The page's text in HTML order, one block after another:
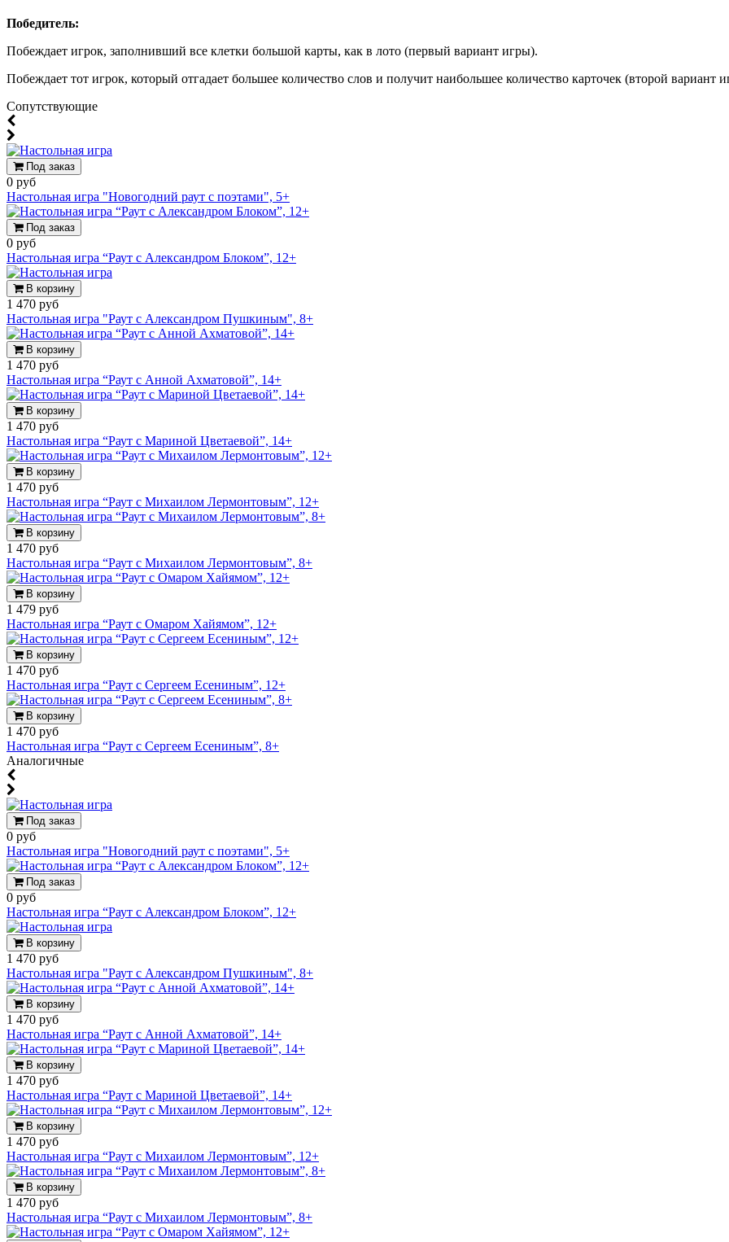
Победитель:
Побеждает игрок, заполнивший все клетки большой карты, как в лото (первый вариант игры).
Побеждает тот игрок, который отгадает большее количество слов и получит наибольшее количество карточек (второй вариант
Cопутствующие
Под заказ
0 руб
Настольная игра "Новогодний раут с поэтами", 5+
Под заказ
0 руб
Настольная игра “Раут с Александром Блоком”, 12+
В корзину
1 470 руб
Настольная игра "Раут с Александром Пушкиным", 8+
В корзину
1 470 руб
Настольная игра “Раут с Анной Ахматовой”, 14+
В корзину
1 470 руб
Настольная игра “Раут с Мариной Цветаевой”, 14+
В корзину
1 470 руб
Настольная игра “Раут с Михаилом Лермонтовым”, 12+
В корзину
1 470 руб
Настольная игра “Раут с Михаилом Лермонтовым”, 8+
В корзину
1 479 руб
Настольная игра “Раут с Омаром Хайямом”, 12+
В корзину
1 470 руб
Настольная игра “Раут с Сергеем Есениным”, 12+
В корзину
1 470 руб
Настольная игра “Раут с Сергеем Есениным”, 8+
Аналогичные
Под заказ
0 руб
Настольная игра "Новогодний раут с поэтами", 5+
Под заказ
0 руб
Настольная игра “Раут с Александром Блоком”, 12+
В корзину
1 470 руб
Настольная игра "Раут с Александром Пушкиным", 8+
В корзину
1 470 руб
Настольная игра “Раут с Анной Ахматовой”, 14+
В корзину
1 470 руб
Настольная игра “Раут с Мариной Цветаевой”, 14+
В корзину
1 470 руб
Настольная игра “Раут с Михаилом Лермонтовым”, 12+
В корзину
1 470 руб
Настольная игра “Раут с Михаилом Лермонтовым”, 8+